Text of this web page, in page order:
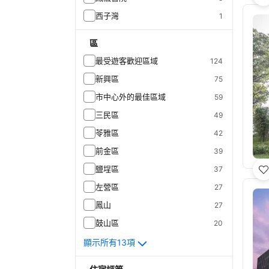
西子灣 1
區
最受遊客歡迎區域 124
新興區 75
市中心外的最佳區域 59
三民區 49
苓雅區 42
前金區 39
鹽埕區 37
左營區 27
鳳山 27
鼓山區 20
顯示所有13項